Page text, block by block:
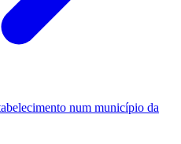
num município da